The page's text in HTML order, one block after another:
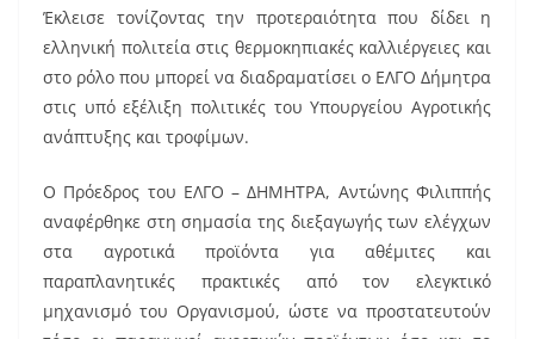
Έκλεισε τονίζοντας την προτεραιότητα που δίδει η
ελληνική πολιτεία στις θερμοκηπιακές καλλιέργειες και
στο ρόλο που μπορεί να διαδραματίσει ο ΕΛΓΟ Δήμητρα
στις υπό εξέλιξη πολιτικές του Υπουργείου Αγροτικής
ανάπτυξης και τροφίμων.
Ο Πρόεδρος του ΕΛΓΟ – ΔΗΜΗΤΡΑ, Αντώνης Φιλιππής
αναφέρθηκε στη σημασία της διεξαγωγής των ελέγχων
στα αγροτικά προϊόντα για αθέμιτες και
παραπλανητικές πρακτικές από τον ελεγκτικό
μηχανισμό του Οργανισμού, ώστε να προστατευτούν